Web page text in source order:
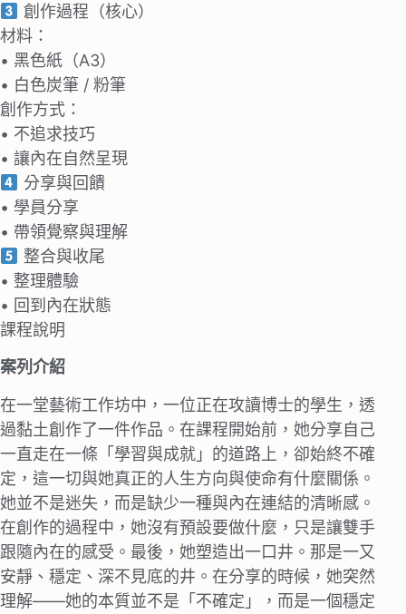
創作過程（核⼼）
材料：
• ⿊⾊紙（A3）
• ⽩⾊炭筆 / 粉筆
創作⽅式：
• 不追求技巧
• 讓內在⾃然呈現
分享與回饋
• 學員分享
• 帶領覺察與理解
整合與收尾
• 整理體驗
• 回到內在狀態
課程說明
案列介紹
在⼀堂藝術⼯作坊中，⼀位正在攻讀博⼠的學⽣，透
過黏⼟創作了⼀件作品。在課程開始前，她分享⾃⼰
⼀直⾛在⼀條「學習與成就」的道路上，卻始終不確
定，這⼀切與她真正的⼈⽣⽅向與使命有什麼關係。
她並不是迷失，⽽是缺少⼀種與內在連結的清晰感。
在創作的過程中，她沒有預設要做什麼，只是讓雙⼿
跟隨內在的感受。最後，她塑造出⼀口井。那是⼀⼜
安靜、穩定、深不⾒底的井。在分享的時候，她突然
理解——她的本質並不是「不確定」，⽽是⼀個穩定